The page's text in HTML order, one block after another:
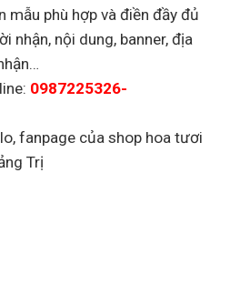
mẫu phù hợp và điền đầy đủ
nhận, nội dung, banner, địa
0987225326-
fanpage của shop hoa tươi
Trị